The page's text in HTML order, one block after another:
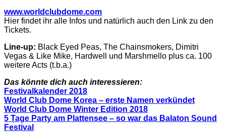
www.worldclubdome.com
Hier findet ihr alle Infos und natürlich auch den Link zu den
Tickets.
Line-up: Black Eyed Peas, The Chainsmokers, Dimitri
Vegas & Like Mike, Hardwell und Marshmello plus ca. 100
weitere Acts (t.b.a.)
Das könnte dich auch interessieren:
Festivalkalender 2018
World Club Dome Korea – erste Namen verkündet
World Club Dome Winter Edition 2018
5 Tage Party am Plattensee – so war das Balaton Sound
Festival